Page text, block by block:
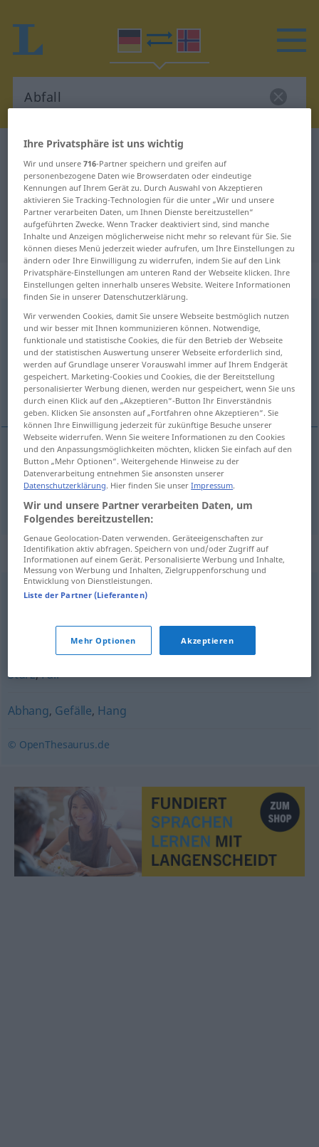
Deutsch-Norwegisch Wörterbuch
Deutsch-Norwegisch Übersetzung
für "Abfall"
"Abfall" Norwegisch Übersetzung
„Abfall“: Maskulinum
Abfallm
Übersicht aller Übersetzungen
(Für mehr Details die Übersetzung anklicken/antippen)
avfall, søppel
avfalln Abfall
søppel m/f/n Abfall
Synonyme für "Abfall"
Dreck,Müll,Schmutz
Schrott (ugs.)
Sturz,Fall
Abhang, Gefälle, Hang
© OpenThesaurus.de
Ihre Privatsphäre ist uns wichtig
Wir und unsere716-Partner speichern und greifen auf
personenbezogene Daten wie Browserdaten oder eindeutige
Kennungen auf Ihrem Gerät zu. Durch Auswahl von Akzeptieren
aktivieren Sie Tracking-Technologien für die unter „Wir und unsere
Partner verarbeiten Daten, um Ihnen Dienste bereitzustellen“
aufgeführten Zwecke. Wenn Tracker deaktiviert sind, sind manche
Inhalte und Anzeigen möglicherweise nicht mehr so relevant für Sie. Sie
können dieses Menü jederzeit wieder aufrufen, um Ihre Einstellungen zu
ändern oder Ihre Einwilligung zu widerrufen, indem Sie auf den Link
Privatsphäre-Einstellungen am unteren Rand der Webseite klicken. Ihre
Einstellungen gelten innerhalb unseres Website. Weitere Informationen
finden Sie in unserer Datenschutzerklärung.
Wir verwenden Cookies, damit Sie unsere Webseite bestmöglich nutzen
und wir besser mit Ihnen kommunizieren können. Notwendige,
funktionale und statistische Cookies, die für den Betrieb der Webseite
und der statistischen Auswertung unserer Webseite erforderlich sind,
werden auf Grundlage unserer Vorauswahl immer auf Ihrem Endgerät
gespeichert. Marketing-Cookies und Cookies, die der Bereitstellung
personalisierter Werbung dienen, werden nur gespeichert, wenn Sie uns
durch einen Klick auf den „Akzeptieren“-Button Ihr Einverständnis
geben. Klicken Sie ansonsten auf „Fortfahren ohne Akzeptieren“. Sie
können Ihre Einwilligung jederzeit für zukünftige Besuche unserer
Webseite widerrufen. Wenn Sie weitere Informationen zu den Cookies
und den Anpassungsmöglichkeiten möchten, klicken Sie einfach auf den
Button „Mehr Optionen“. Weitergehende Hinweise zu der
Datenverarbeitung entnehmen Sie ansonsten unserer
Datenschutzerklärung. Hier finden Sie unserImpressum.
Wir und unsere Partner verarbeiten Daten, um
Folgendes bereitzustellen:
Genaue Geolocation-Daten verwenden. Geräteeigenschaften zur
Identifikation aktiv abfragen. Speichern von und/oder Zugriff auf
Informationen auf einem Gerät. Personalisierte Werbung und Inhalte,
Messung von Werbung und Inhalten, Zielgruppenforschung und
Entwicklung von Dienstleistungen.
Liste der Partner (Lieferanten)
Mehr Optionen Akzeptieren